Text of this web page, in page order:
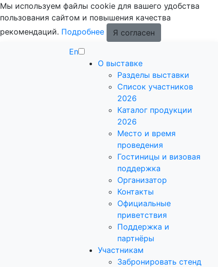
Мы используем файлы cookie для вашего удобства
пользования сайтом и повышения качества
рекомендаций. Подробнее
Я согласен
En
О выставке
Разделы выставки
Список участников
2026
Каталог продукции
2026
Место и время
проведения
Гостиницы и визовая
поддержка
Организатор
Контакты
Официальные
приветствия
Поддержка и
партнёры
Участникам
Забронировать стенд